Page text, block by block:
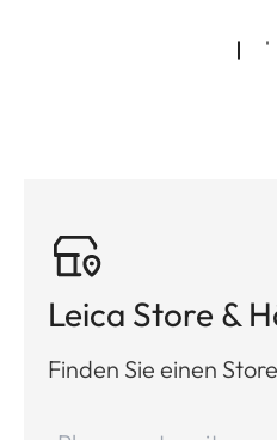
Leica Store &
Finden Sie einen